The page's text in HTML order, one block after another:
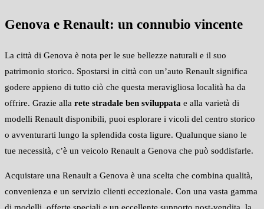
Genova e Renault: un connubio vincente
La città di Genova è nota per le sue bellezze naturali e il suo
patrimonio storico. Spostarsi in città con un’auto Renault significa
godere appieno di tutto ciò che questa meravigliosa località ha da
offrire. Grazie alla rete stradale ben sviluppata e alla varietà di
modelli Renault disponibili, puoi esplorare i vicoli del centro storico
o avventurarti lungo la splendida costa ligure. Qualunque siano le
tue necessità, c’è un veicolo Renault a Genova che può soddisfarle.
Acquistare una Renault a Genova è una scelta che combina qualità,
convenienza e un servizio clienti eccezionale. Con una vasta gamma